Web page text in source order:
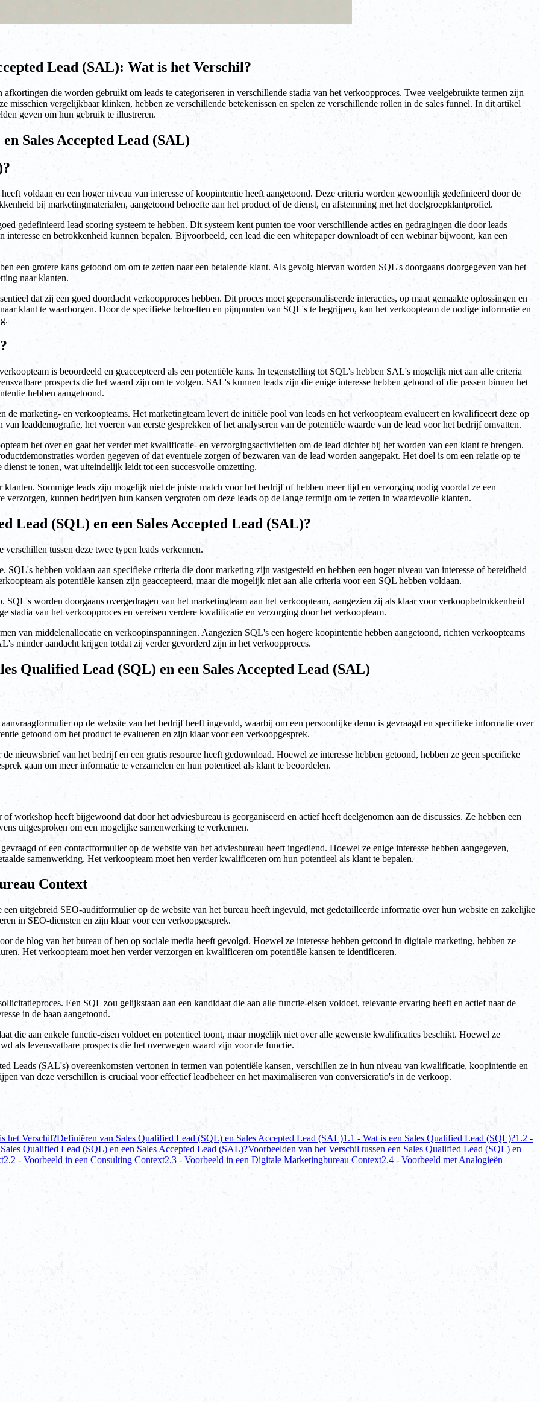
Lead (SAL): Wat is het Verschil?
die worden gebruikt om leads te categoriseren in verschillende stadia van het verkoopproces. Twee veelgebruikte termen zijn
vergelijkbaar klinken, hebben ze verschillende betekenissen en spelen ze verschillende rollen in de sales funnel. In dit artikel
geven om hun gebruik te illustreren.
Sales Accepted Lead (SAL)
voldaan en een hoger niveau van interesse of koopintentie heeft aangetoond. Deze criteria worden gewoonlijk gedefinieerd door de
bij marketingmaterialen, aangetoond behoefte aan het product of de dienst, en afstemming met het doelgroepklantprofiel.
gedefinieerd lead scoring systeem te hebben. Dit systeem kent punten toe voor verschillende acties en gedragingen die door leads
en betrokkenheid kunnen bepalen. Bijvoorbeeld, een lead die een whitepaper downloadt of een webinar bijwoont, kan een
een grotere kans getoond om om te zetten naar een betalende klant. Als gevolg hiervan worden SQL's doorgaans doorgegeven van het
naar klanten.
dat zij een goed doordacht verkoopproces hebben. Dit proces moet gepersonaliseerde interacties, op maat gemaakte oplossingen en
klant te waarborgen. Door de specifieke behoeften en pijnpunten van SQL's te begrijpen, kan het verkoopteam de nodige informatie en
is beoordeeld en geaccepteerd als een potentiële kans. In tegenstelling tot SQL's hebben SAL's mogelijk niet aan alle criteria
prospects die het waard zijn om te volgen. SAL's kunnen leads zijn die enige interesse hebben getoond of die passen binnen het
hebben aangetoond.
marketing- en verkoopteams. Het marketingteam levert de initiële pool van leads en het verkoopteam evalueert en kwalificeert deze op
leaddemografie, het voeren van eerste gesprekken of het analyseren van de potentiële waarde van de lead voor het bedrijf omvatten.
het over en gaat het verder met kwalificatie- en verzorgingsactiviteiten om de lead dichter bij het worden van een klant te brengen.
worden gegeven of dat eventuele zorgen of bezwaren van de lead worden aangepakt. Het doel is om een relatie op te
te tonen, wat uiteindelijk leidt tot een succesvolle omzetting.
Sommige leads zijn mogelijk niet de juiste match voor het bedrijf of hebben meer tijd en verzorging nodig voordat ze een
kunnen bedrijven hun kansen vergroten om deze leads op de lange termijn om te zetten in waardevolle klanten.
Lead (SQL) en een Sales Accepted Lead (SAL)?
tussen deze twee typen leads verkennen.
hebben voldaan aan specifieke criteria die door marketing zijn vastgesteld en hebben een hoger niveau van interesse of bereidheid
als potentiële kansen zijn geaccepteerd, maar die mogelijk niet aan alle criteria voor een SQL hebben voldaan.
worden doorgaans overgedragen van het marketingteam aan het verkoopteam, aangezien zij als klaar voor verkoopbetrokkenheid
stadia van het verkoopproces en vereisen verdere kwalificatie en verzorging door het verkoopteam.
van middelenallocatie en verkoopinspanningen. Aangezien SQL's een hogere koopintentie hebben aangetoond, richten verkoopteams
minder aandacht krijgen totdat zij verder gevorderd zijn in het verkoopproces.
Qualified Lead (SQL) en een Sales Accepted Lead (SAL)
op de website van het bedrijf heeft ingevuld, waarbij om een persoonlijke demo is gevraagd en specifieke informatie over
getoond om het product te evalueren en zijn klaar voor een verkoopgesprek.
nieuwsbrief van het bedrijf en een gratis resource heeft gedownload. Hoewel ze interesse hebben getoond, hebben ze geen specifieke
gaan om meer informatie te verzamelen en hun potentieel als klant te beoordelen.
workshop heeft bijgewoond dat door het adviesbureau is georganiseerd en actief heeft deelgenomen aan de discussies. Ze hebben een
uitgesproken om een mogelijke samenwerking te verkennen.
of een contactformulier op de website van het adviesbureau heeft ingediend. Hoewel ze enige interesse hebben aangegeven,
samenwerking. Het verkoopteam moet hen verder kwalificeren om hun potentieel als klant te bepalen.
Context
uitgebreid SEO-auditformulier op de website van het bureau heeft ingevuld, met gedetailleerde informatie over hun website en zakelijke
in SEO-diensten en zijn klaar voor een verkoopgesprek.
de blog van het bureau of hen op sociale media heeft gevolgd. Hoewel ze interesse hebben getoond in digitale marketing, hebben ze
Het verkoopteam moet hen verder verzorgen en kwalificeren om potentiële kansen te identificeren.
Een SQL zou gelijkstaan aan een kandidaat die aan alle functie-eisen voldoet, relevante ervaring heeft en actief naar de
in de baan aangetoond.
die aan enkele functie-eisen voldoet en potentieel toont, maar mogelijk niet over alle gewenste kwalificaties beschikt. Hoewel ze
als levensvatbare prospects die het overwegen waard zijn voor de functie.
Leads (SAL's) overeenkomsten vertonen in termen van potentiële kansen, verschillen ze in hun niveau van kwalificatie, koopintentie en
van deze verschillen is cruciaal voor effectief leadbeheer en het maximaliseren van conversieratio's in de verkoop.
het Verschil?Definiëren van Sales Qualified Lead (SQL) en Sales Accepted Lead (SAL)1.1 - Wat is een Sales Qualified Lead (SQL)?1.2 -
Qualified Lead (SQL) en een Sales Accepted Lead (SAL)?Voorbeelden van het Verschil tussen een Sales Qualified Lead (SQL) en
2.2 - Voorbeeld in een Consulting Context2.3 - Voorbeeld in een Digitale Marketingbureau Context2.4 - Voorbeeld met Analogieën